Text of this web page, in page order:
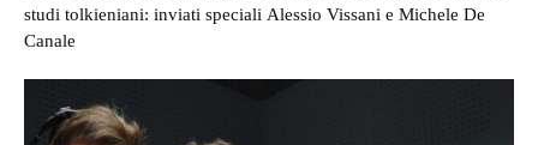
studi tolkieniani: inviati speciali Alessio Vissani e Michele De
Canale